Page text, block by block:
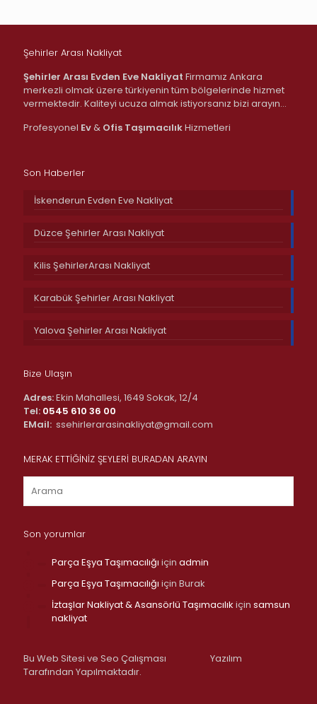
Şehirler Arası Nakliyat
Şehirler Arası Evden Eve Nakliyat Firmamız Ankara
merkezli olmak üzere türkiyenin tüm bölgelerinde hizmet
vermektedir. Kaliteyi ucuza almak istiyorsanız bizi arayın…
Profesyonel Ev& Ofis TaşımacılıkHizmetleri
Son Haberler
İskenderun Evden Eve Nakliyat
Düzce Şehirler Arası Nakliyat
Kilis ŞehirlerArası Nakliyat
Karabük Şehirler Arası Nakliyat
Yalova Şehirler Arası Nakliyat
Bize Ulaşın
Adres:Ekin Mahallesi, 1649 Sokak, 12/4
Tel: 0545 610 36 00
EMail: ssehirlerarasinakliyat@gmail.com
MERAK ETTİĞİNİZ ŞEYLERİ BURADAN ARAYIN
Son yorumlar
Parça Eşya Taşımacılığı için admin
Parça Eşya Taşımacılığı için Burak
İztaşlar Nakliyat & Asansörlü Taşımacılık için samsun
nakliyat
Bu Web Sitesi ve Seo Çalışması
Yazılım
Tarafından Yapılmaktadır.